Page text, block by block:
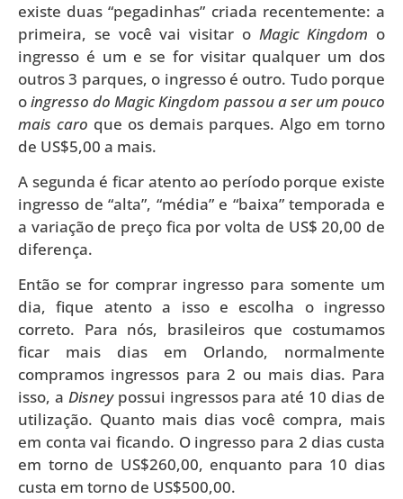
existe duas “pegadinhas” criada recentemente: a
primeira, se você vai visitar o Magic Kingdom o
ingresso é um e se for visitar qualquer um dos
outros 3 parques, o ingresso é outro. Tudo porque
oingresso doMagic Kingdom passou a ser um pouco
mais caro que os demais parques. Algo em torno
de US$5,00 a mais.
A segunda é ficar atento ao período porque existe
ingresso de “alta”, “média” e “baixa” temporada e
a variação de preço fica por volta de US$ 20,00 de
diferença.
Então se for comprar ingresso para somente um
dia, fique atento a isso e escolha o ingresso
correto. Para nós, brasileiros que costumamos
ficar mais dias em Orlando, normalmente
compramos ingressos para 2 ou mais dias. Para
isso, a Disneypossui ingressos para até 10 dias de
utilização. Quanto mais dias você compra, mais
em conta vai ficando. O ingresso para 2 dias custa
em torno de US$260,00, enquanto para 10 dias
custa em torno de US$500,00.